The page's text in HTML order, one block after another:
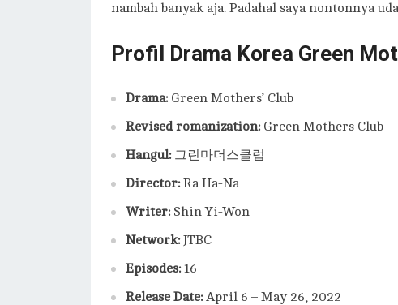
nambah banyak aja. Padahal saya nontonnya
Profil Drama Korea Green
Drama:Green Mothers’ Club
Revised romanization:Green Mothers Club
Hangul:그린마더스클럽
Director:Ra Ha-Na
Writer:Shin Yi-Won
Network:JTBC
Episodes:16
Release Date:April 6 – May 26, 2022